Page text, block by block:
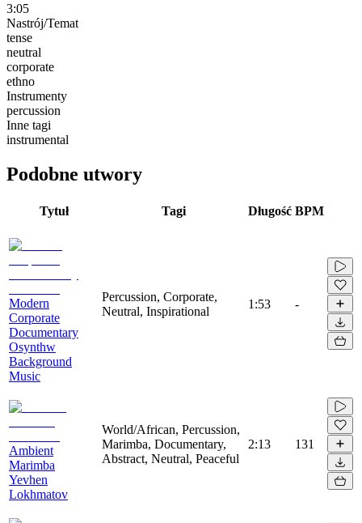
3:05
Nastrój/Temat
tense
neutral
corporate
ethno
Instrumenty
percussion
Inne tagi
instrumental
Podobne utwory
Tytuł Tagi Długość BPM
Modern
Corporate
Documentary
Osynthw
Background
Music
Percussion, Corporate,
Neutral, Inspirational
1:53 -
Ambient
Marimba
Yevhen
Lokhmatov
World/African, Percussion,
Marimba, Documentary,
Abstract, Neutral, Peaceful
2:13 131